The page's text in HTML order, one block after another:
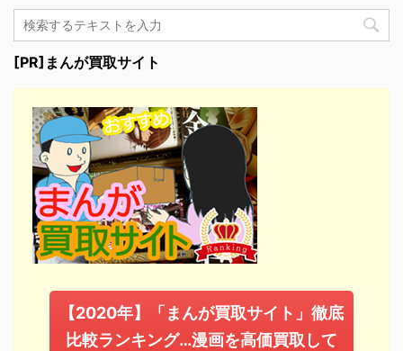
[PR]まんが買取サイト
【2020年】「まんが買取サイト」徹底
比較ランキング…漫画を高価買取して